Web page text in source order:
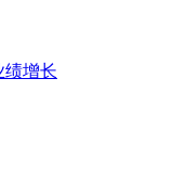
绩增长